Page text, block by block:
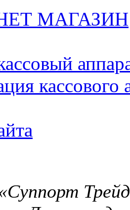
МАГАЗИН
кассового